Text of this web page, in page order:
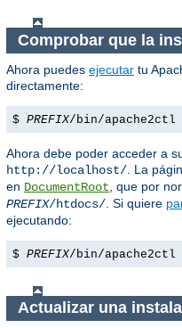
Comprobar que la
Ahora puedes ejecutar tu
directamente:
$ PREFIX/bin/
Ahora debe poder acceder a
http://localhost/ . La
en DocumentRoot , que por
PREFIX/htdocs/ . Si quiere
ejecutando:
$ PREFIX/bin/apache2ctl
Actualizar una